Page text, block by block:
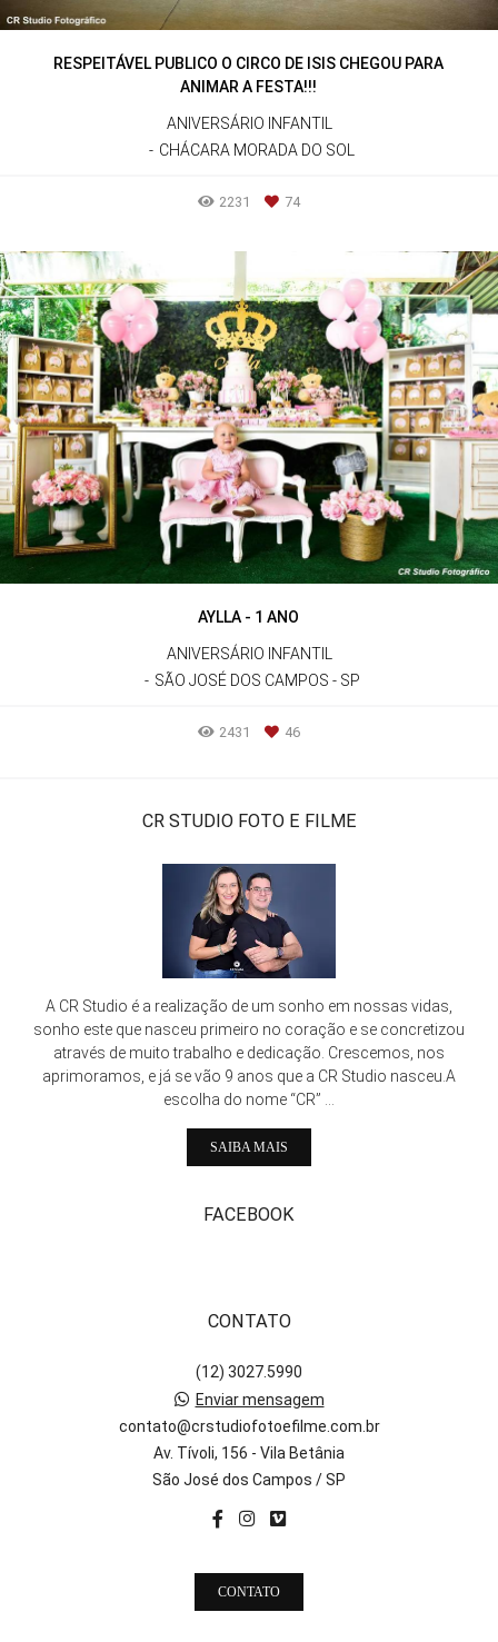
RESPEITÁVEL PUBLICO O CIRCO DE ISIS CHEGOU PARA
ANIMAR A FESTA!!!
ANIVERSÁRIO INFANTIL
CHÁCARA MORADA DO SOL
2231 74
AYLLA - 1 ANO
ANIVERSÁRIO INFANTIL
SÃO JOSÉ DOS CAMPOS - SP
2431 46
CR STUDIO FOTO E FILME
A CR Studio é a realização de um sonho em nossas vidas,
sonho este que nasceu primeiro no coração e se concretizou
através de muito trabalho e dedicação. Crescemos, nos
aprimoramos, e já se vão 9 anos que a CR Studio nasceu.A
escolha do nome “CR” ...
SAIBA MAIS
FACEBOOK
CONTATO
(12) 3027.5990
Enviar mensagem
contato@crstudiofotoefilme.com.br
Av. Tívoli, 156 - Vila Betânia
São José dos Campos / SP
CONTATO